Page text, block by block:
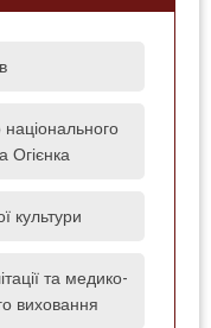
Огієнка
культури
та медико-
виховання